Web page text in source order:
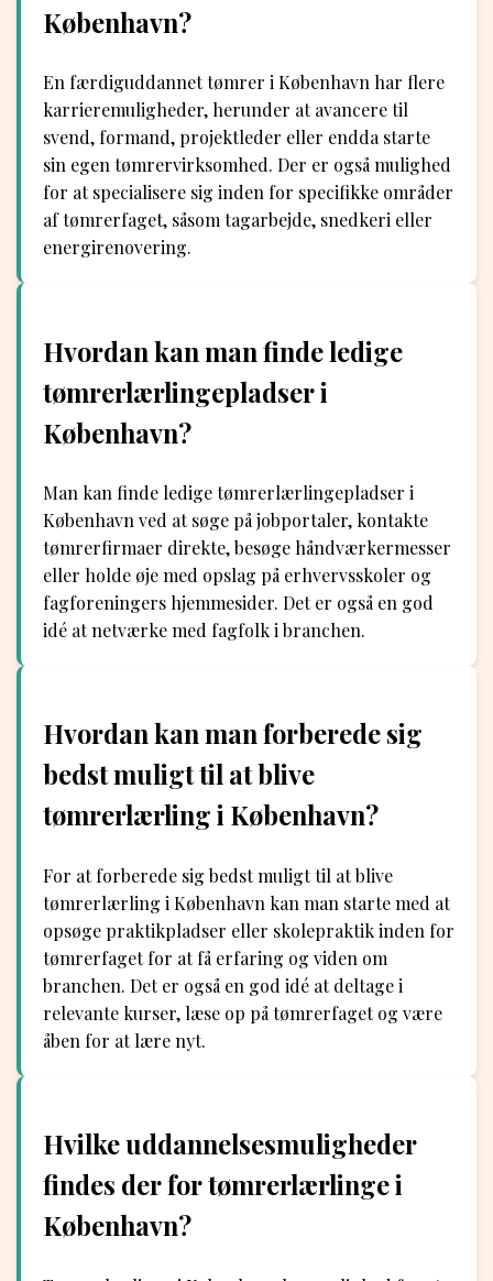
København?
En færdiguddannet tømrer i København har flere
karrieremuligheder, herunder at avancere til
svend, formand, projektleder eller endda starte
sin egen tømrervirksomhed. Der er også mulighed
for at specialisere sig inden for specifikke områder
af tømrerfaget, såsom tagarbejde, snedkeri eller
energirenovering.
Hvordan kan man finde ledige
tømrerlærlingepladser i
København?
Man kan finde ledige tømrerlærlingepladser i
København ved at søge på jobportaler, kontakte
tømrerfirmaer direkte, besøge håndværkermesser
eller holde øje med opslag på erhvervsskoler og
fagforeningers hjemmesider. Det er også en god
idé at netværke med fagfolk i branchen.
Hvordan kan man forberede sig
bedst muligt til at blive
tømrerlærling i København?
For at forberede sig bedst muligt til at blive
tømrerlærling i København kan man starte med at
opsøge praktikpladser eller skolepraktik inden for
tømrerfaget for at få erfaring og viden om
branchen. Det er også en god idé at deltage i
relevante kurser, læse op på tømrerfaget og være
åben for at lære nyt.
Hvilke uddannelsesmuligheder
findes der for tømrerlærlinge i
København?